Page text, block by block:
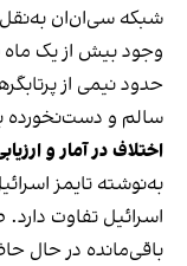
شبکه سی‌ان‌ان به‌نقل
وجود بیش از یک ماه
حدود نیمی از
سالم و دست‌نخورده
اختلاف در آمار و
به‌نوشته تایمز
اسرائیل تفاوت
باقی‌مانده در حال